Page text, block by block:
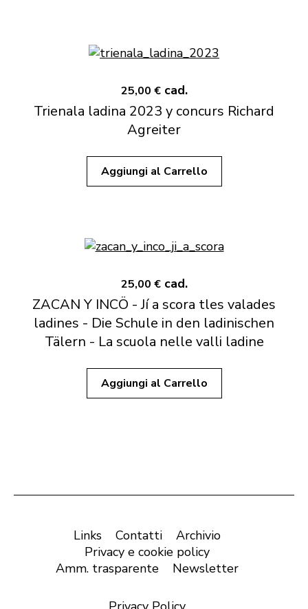
25,00 € cad.
Trienala ladina 2023 y concurs Richard
Agreiter
Aggiungi al Carrello
25,00 € cad.
ZACAN Y INCÖ - Jí a scora tles valades
ladines - Die Schule in den ladinischen
Tälern - La scuola nelle valli ladine
Aggiungi al Carrello
Links Contatti
Archivio
Privacy e cookie policy
Amm. trasparente
Newsletter